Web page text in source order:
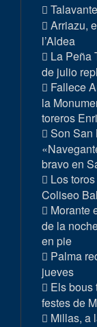
Arriazu,
l’Aldea
La Peña
de julio
Fallece
la
toreros
Son San
bravo en
Los
Coliseo
Morante
de la
en pie
Palma
jueves
Els bous
festes de
Millas, a